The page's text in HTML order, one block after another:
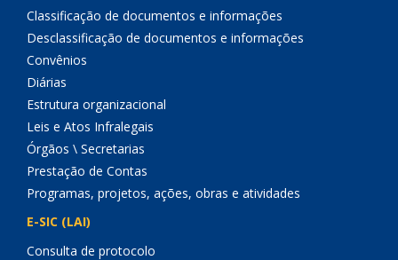
Classificação de documentos e informações
Desclassificação de documentos e informações
Convênios
Diárias
Estrutura organizacional
Leis e Atos Infralegais
Órgãos \ Secretarias
Prestação de Contas
Programas, projetos, ações, obras e atividades
E-SIC (LAI)
Consulta de protocolo